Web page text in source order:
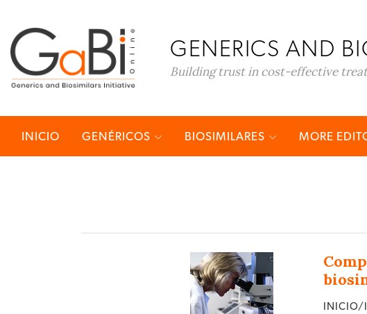
GENERICS AND
Building trust in cost-effective
INICIO GENÉRICOS BIOSIMILARES MORE
INICIO/